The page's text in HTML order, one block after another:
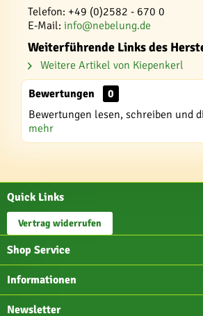
Telefon: +49 (0)2582 - 670 0
E-Mail: info@nebelung.de
Weiterführende Links des
Weitere Artikel von Kiepenkerl
Bewertungen
0
Bewertungen lesen, schreiben und
mehr
Quick Links
Vertrag widerrufen
Shop Service
Informationen
Newsletter